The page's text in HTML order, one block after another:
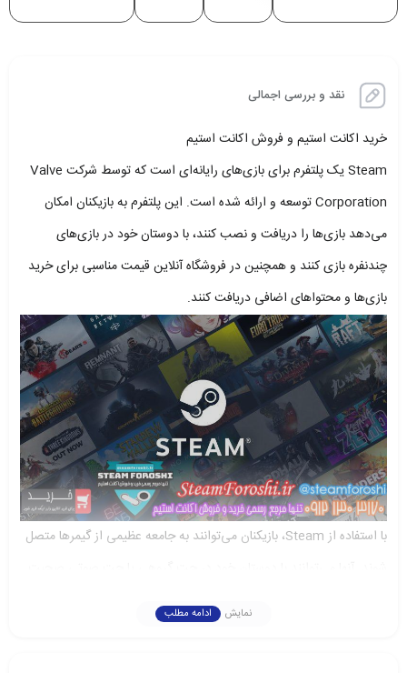
نقد و بررسی اجمالی
خرید اکانت استیم و فروش اکانت استیم
Steam یک پلتفرم برای بازی‌های رایانه‌ای است که توسط شرکت Valve
Corporation توسعه و ارائه شده است. این پلتفرم به بازیکنان امکان
می‌دهد بازی‌ها را دریافت و نصب کنند، با دوستان خود در بازی‌های
چندنفره بازی کنند و همچنین در فروشگاه آنلاین قیمت مناسبی برای خرید
بازی‌ها و محتواهای اضافی دریافت کنند.
با استفاده از Steam، بازیکنان می‌توانند به جامعه عظیمی از گیمرها متصل
نمایش ادامه مطلب